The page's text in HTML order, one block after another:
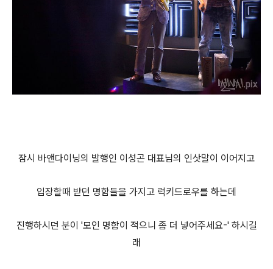
잠시 바앤다이닝의 발행인 이성곤 대표님의 인삿말이 이어지고
입장할때 받던 명함들을 가지고 럭키드로우를 하는데
진행하시던 분이 '모인 명함이 적으니 좀 더 넣어주세요-' 하시길
래